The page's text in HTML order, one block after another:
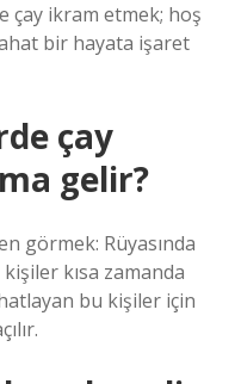
çay ikram etmek; hoş
bir hayata işaret
çay
gelir?
görmek: Rüyasında
kısa zamanda
bu kişiler için